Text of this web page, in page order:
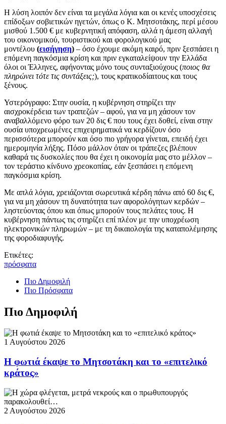
Η λύση λοιπόν δεν είναι τα μεγάλα λόγια και οι κενές υποσχέσεις
επίδοξων σοβιετικών ηγετών, όπως ο Κ. Μητσοτάκης, περί μέσου
μισθού 1.500 € με κυβερνητική απόφαση, αλλά η άμεση αλλαγή
του οικονομικού, τουριστικού και φορολογικού μας
μοντέλου (εισήγηση) – όσο έχουμε ακόμη καιρό, πριν ξεσπάσει η
επόμενη παγκόσμια κρίση και πριν εγκαταλείψουν την Ελλάδα
όλοι οι Έλληνες, αφήνοντας μόνο τους συνταξιούχους (ποιος θα
πληρώνει τότε τις συντάξεις;), τους κρατικοδίαιτους και τους
ξένους.
Υστερόγραφο: Στην ουσία, η κυβέρνηση στηρίζει την
αισχροκέρδεια των τραπεζών – αφού, για να μη χάσουν τον
αναβαλλόμενο φόρο των 20 δις € που τους έχει δοθεί, είναι στην
ουσία υποχρεωμένες επιχειρηματικά να κερδίζουν όσο
περισσότερα μπορούν και όσο πιο γρήγορα γίνεται, επειδή έχει
ημερομηνία λήξης. Πόσο μάλλον όταν οι τράπεζες βλέπουν
καθαρά τις δυσκολίες που θα έχει η οικονομία μας στο μέλλον –
τον τεράστιο κίνδυνο χρεοκοπίας, εάν ξεσπάσει η επόμενη
παγκόσμια κρίση.
Με απλά λόγια, χρειάζονται σωρευτικά κέρδη πάνω από 60 δις €,
για να μη χάσουν τη δυνατότητα των αφορολόγητων κερδών –
ληστεύοντας όπου και όπως μπορούν τους πελάτες τους. Η
κυβέρνηση πάντως τις στηρίζει επί πλέον με την υποχρέωση
ηλεκτρονικών πληρωμών – με τη δικαιολογία της καταπολέμησης
της φοροδιαφυγής.
Ετικέτες:
πρόσφατα
Πιο Δημοφιλή
Πιο Πρόσφατα
Πιο Δημοφιλή
1 Αυγούστου 2026
Η φωτιά έκαψε το Μητσοτάκη και το «επιτελικό
κράτος»
2 Αυγούστου 2026